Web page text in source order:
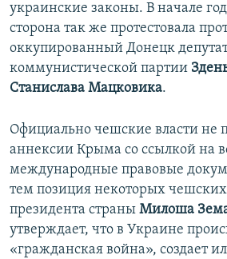
украинские законы. В начале
сторона так же протестовала
оккупированный Донецк
коммунистической партии
Станислава Мацковика.
Официально чешские власти не
аннексии Крыма со ссылкой на
международные правовые
тем позиция некоторых чешских
президента страны Милоша
утверждает, что в Украине
«гражданская война», создает